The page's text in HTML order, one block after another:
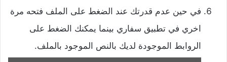
في حين عدم قدرتك عند الضغط على الملف فتحه مرة
اخري في تطبيق سفاري بينما يمكنك الضغط على
الروابط الموجودة لديك بالنص الموجود بالملف.